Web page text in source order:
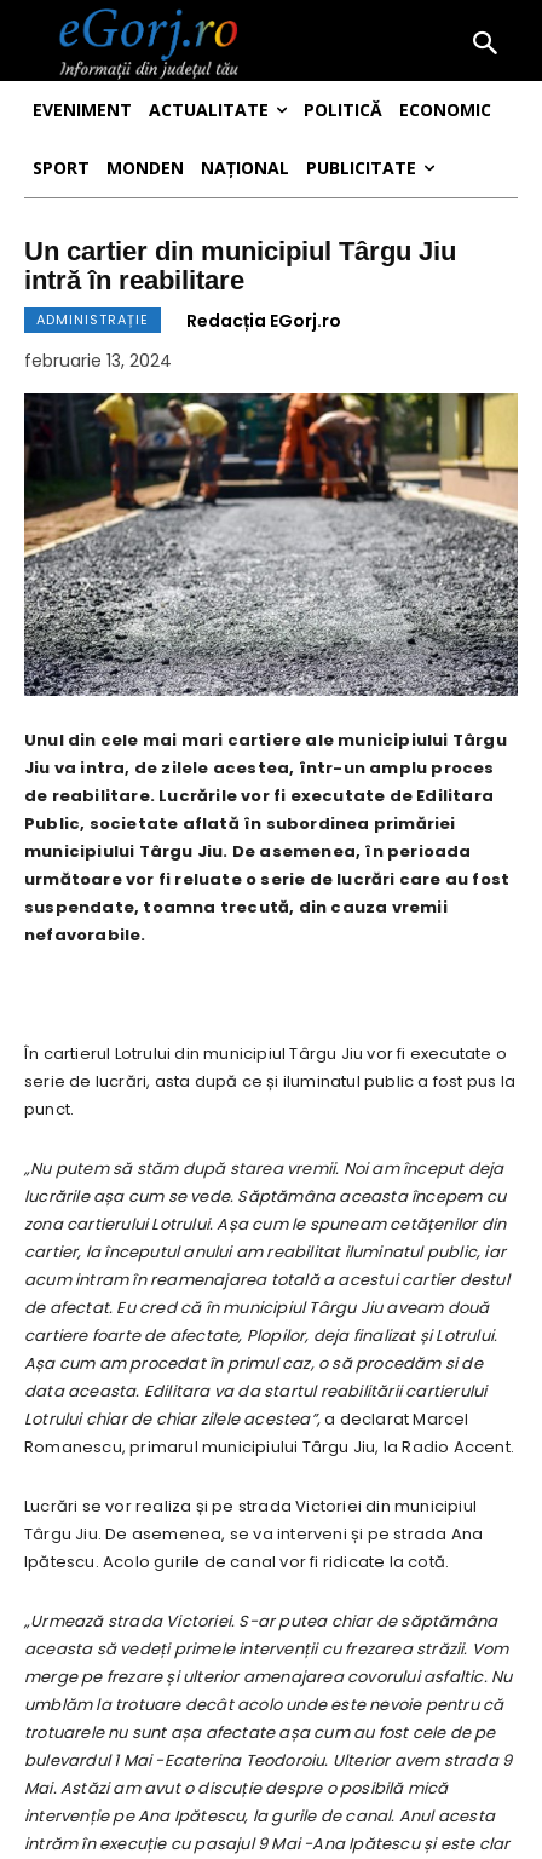
EVENIMENT ACTUALITATE POLITICĂ ECONOMIC
SPORT MONDEN NAȚIONAL PUBLICITATE
Un cartier din municipiul Târgu Jiu
intră în reabilitare
ADMINISTRAȚIE
Redacția EGorj.ro
februarie 13, 2024
Unul din cele mai mari cartiere ale municipiului Târgu
Jiu va intra, de zilele acestea, într-un amplu proces
de reabilitare. Lucrările vor fi executate de Edilitara
Public, societate aflată în subordinea primăriei
municipiului Târgu Jiu. De asemenea, în perioada
următoare vor fi reluate o serie de lucrări care au fost
suspendate, toamna trecută, din cauza vremii
nefavorabile.
În cartierul Lotrului din municipiul Târgu Jiu vor fi executate o
serie de lucrări, asta după ce și iluminatul public a fost pus la
punct.
„Nu putem să stăm după starea vremii. Noi am început deja
lucrările așa cum se vede. Săptămâna aceasta începem cu
zona cartierului Lotrului. Așa cum le spuneam cetățenilor din
cartier, la începutul anului am reabilitat iluminatul public, iar
acum intram în reamenajarea totală a acestui cartier destul
de afectat. Eu cred că în municipiul Târgu Jiu aveam două
cartiere foarte de afectate, Plopilor, deja finalizat și Lotrului.
Așa cum am procedat în primul caz, o să procedăm si de
data aceasta. Edilitara va da startul reabilitării cartierului
Lotrului chiar de chiar zilele acestea”,a declarat Marcel
Romanescu, primarul municipiului Târgu Jiu, la Radio Accent.
Lucrări se vor realiza și pe strada Victoriei din municipiul
Târgu Jiu. De asemenea, se va interveni și pe strada Ana
Ipătescu. Acolo gurile de canal vor fi ridicate la cotă.
„Urmează strada Victoriei. S-ar putea chiar de săptămâna
aceasta să vedeți primele intervenții cu frezarea străzii. Vom
merge pe frezare și ulterior amenajarea covorului asfaltic. Nu
umblăm la trotuare decât acolo unde este nevoie pentru că
trotuarele nu sunt așa afectate așa cum au fost cele de pe
bulevardul 1 Mai -Ecaterina Teodoroiu. Ulterior avem strada 9
Mai. Astăzi am avut o discuție despre o posibilă mică
intervenție pe Ana Ipătescu, la gurile de canal. Anul acesta
intrăm în execuție cu pasajul 9 Mai -Ana Ipătescu și este clar